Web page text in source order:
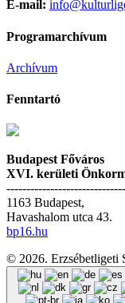
E-mail:
Programarchívum
Archívum
Fenntartó
Budapest Főváros
XVI. kerületi
1163 Budapest,
Havashalom utca 43.
bp16.hu
© 2026. Erzsébetligeti